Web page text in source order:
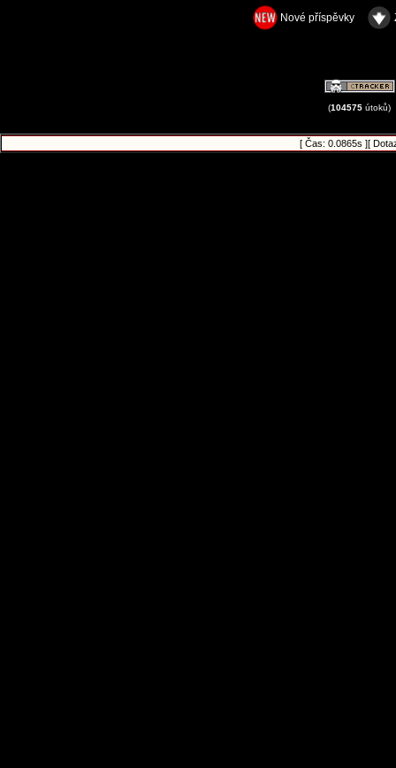
Nové příspěvky
(104575 útoků)
[ Čas: 0.0865s ][